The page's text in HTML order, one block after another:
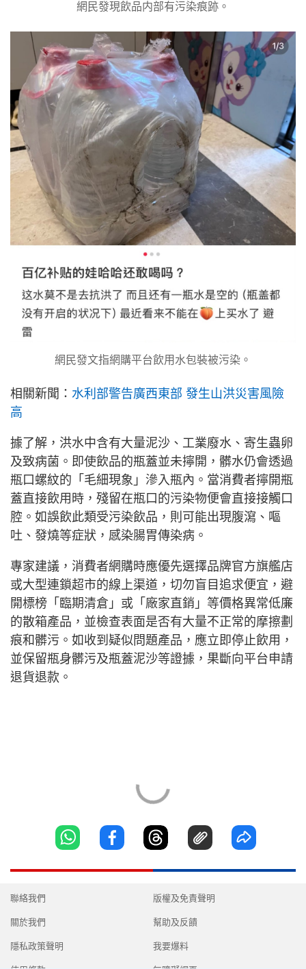
網民發現飲品内部有污染痕跡。
網民發文指網購平台飲用水包裝被污染。
相關新聞： 水利部警告廣西東部 發生山洪災害風險
高
據了解，洪水中含有大量泥沙、工業廢水、寄生蟲卵
及致病菌。即使飲品的瓶蓋並未擰開，髒水仍會透過
瓶口螺紋的「毛細現象」滲入瓶內。當消費者擰開瓶
蓋直接飲用時，殘留在瓶口的污染物便會直接接觸口
腔。如誤飲此類受污染飲品，則可能出現腹瀉、嘔
吐、發燒等症狀，感染腸胃傳染病。
專家建議，消費者網購時應優先選擇品牌官方旗艦店
或大型連鎖超市的線上渠道，切勿盲目追求便宜，避
開標榜「臨期清倉」或「廠家直銷」等價格異常低廉
的散箱產品，並檢查表面是否有大量不正常的摩擦劃
痕和髒污。如收到疑似問題產品，應立即停止飲用，
並保留瓶身髒污及瓶蓋泥沙等證據，果斷向平台申請
退貨退款。
聯絡我們
關於我們
隱私政策聲明
版權及免責聲明
幫助及反饋
我要爆料